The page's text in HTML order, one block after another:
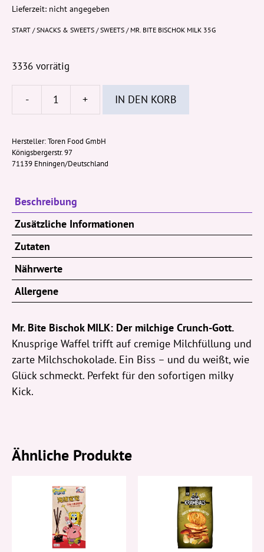
Lieferzeit: nicht angegeben
START /SNACKS & SWEETS /SWEETS / MR. BITE BISCHOK MILK 35G
3336 vorrätig
-
BISCHOK
35g
+ IN DEN KORB
Hersteller:Toren Food GmbH
Königsbergerstr. 97
71139 Ehningen/Deutschland
Beschreibung
Zusätzliche Informationen
Zutaten
Nährwerte
Allergene
Mr. Bite Bischok MILK: Der milchige Crunch-Gott.
Knusprige Waffel trifft auf cremige Milchfüllung und
zarte Milchschokolade. Ein Biss – und du weißt, wie
Glück schmeckt. Perfekt für den sofortigen milky
Kick.
Ähnliche Produkte